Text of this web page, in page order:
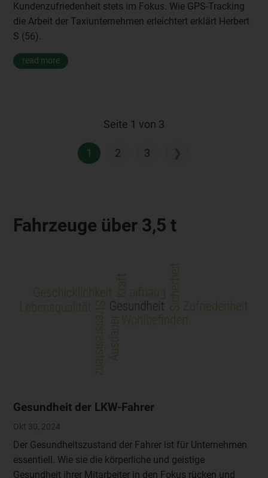
Kundenzufriedenheit stets im Fokus. Wie GPS-Tracking
die Arbeit der Taxiunternehmen erleichtert erklärt Herbert
S (56).
read more
Seite 1 von 3
1 2 3
Fahrzeuge über 3,5 t
Gesundheit der LKW-Fahrer
Okt 30, 2024
Der Gesundheitszustand der Fahrer ist für Unternehmen
essentiell. Wie sie die körperliche und geistige
Gesundheit ihrer Mitarbeiter in den Fokus rücken und